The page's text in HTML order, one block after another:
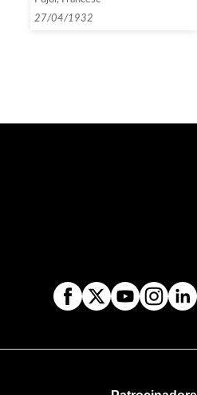
que sigui signat pel Mestre
Casals»]
27/04/1932